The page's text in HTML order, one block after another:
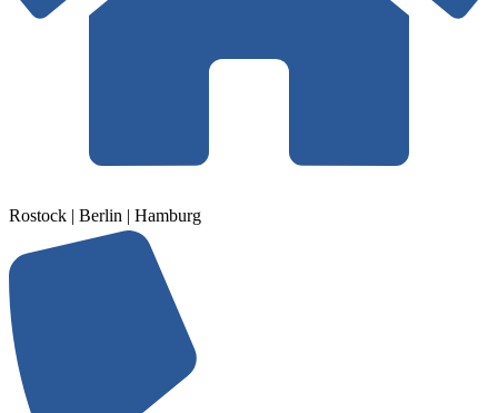
Rostock | Berlin | Hamburg